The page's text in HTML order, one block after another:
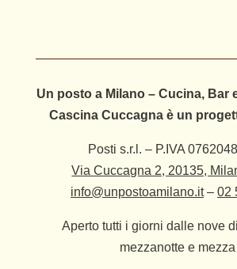
Un posto a Milano – Cucina, Bar
Cascina Cuccagna è un
Posti s.r.l. – P.IVA
Via Cuccagna 2, 20135,
info@unpostoamilano.it– 02
Aperto tutti i giorni dalle nove
mezzanotte e mezza